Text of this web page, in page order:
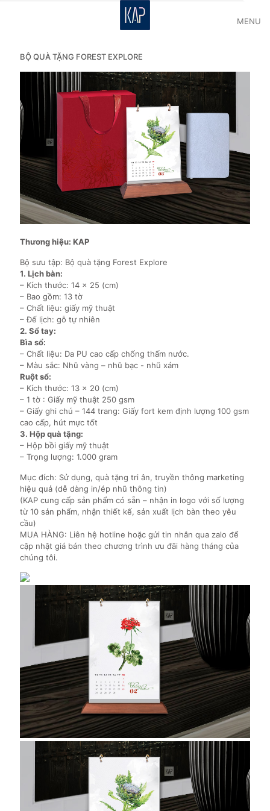
MENU
BỘ QUÀ TẶNG FOREST EXPLORE
Thương hiệu: KAP
Bộ sưu tập: Bộ quà tặng Forest Explore
1. Lịch bàn:
– Kích thước: 14 x 25 (cm)
– Bao gồm: 13 tờ
– Chất liệu: giấy mỹ thuật
– Đế lịch: gỗ tự nhiên
2. Sổ tay:
Bìa sổ:
– Chất liệu: Da PU cao cấp chống thấm nước.
– Màu sắc: Nhũ vàng – nhũ bạc - nhũ xám
Ruột sổ:
– Kích thước: 13 x 20 (cm)
– 1 tờ : Giấy mỹ thuật 250 gsm
– Giấy ghi chú – 144 trang: Giấy fort kem định lượng 100 gsm
cao cấp, hút mực tốt
3. Hộp quà tặng:
– Hộp bồi giấy mỹ thuật
– Trọng lượng: 1.000 gram
Mục đích: Sử dụng, quà tặng tri ân, truyền thông marketing
hiệu quả (dễ dàng in/ép nhũ thông tin)
(KAP cung cấp sản phẩm có sẵn – nhận in logo với số lượng
từ 10 sản phẩm, nhận thiết kế, sản xuất lịch bàn theo yêu
cầu)
MUA HÀNG: Liên hệ hotline hoặc gửi tin nhắn qua zalo để
cập nhật giá bán theo chương trình ưu đãi hàng tháng của
chúng tôi.